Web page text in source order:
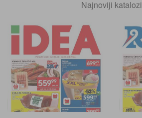
Najnoviji katalozi